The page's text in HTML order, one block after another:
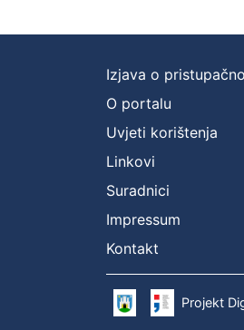
Izjava o
O portalu
Uvjeti korištenja
Linkovi
Suradnici
Impressum
Kontakt
Projekt